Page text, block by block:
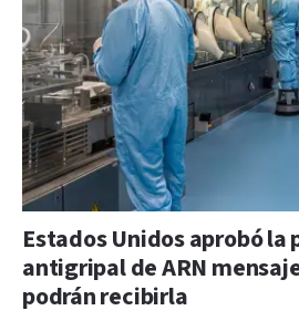
Estados Unidos aprobó la
antigripal de ARN
podrán recibirla